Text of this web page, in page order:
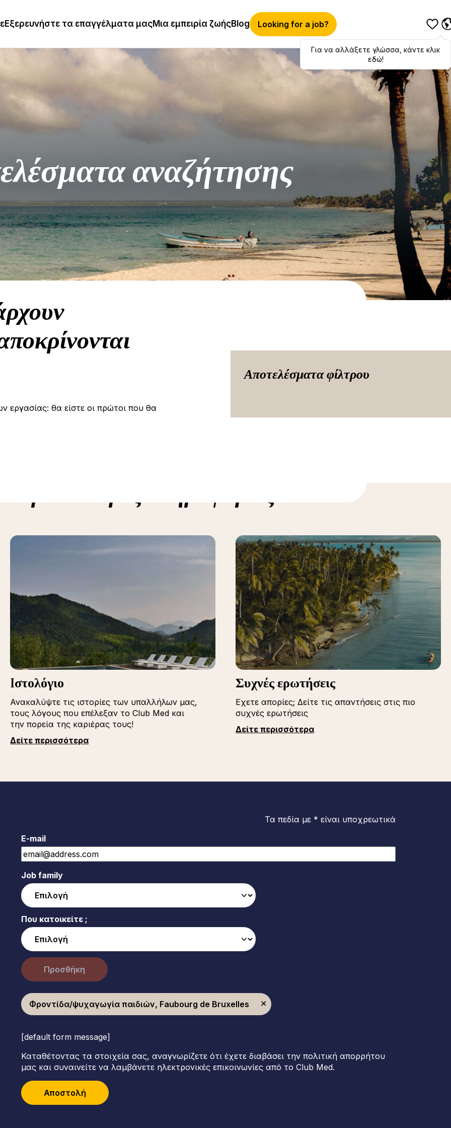
Εξερευνήστε τα επαγγέλματα μαςΜια εμπειρία ζωήςBlog Looking for a job?
Hola,bonjour ,ciao! To switch
languages, click here!
Για να αλλάξετε γλώσσα, κάντε κλικ
εδώ!
αναζήτησης
εργασίας: θα είστε οι πρώτοι που θα
Αποτελέσματα φίλτρου
περισσότερες πληροφορίες
Iστολόγιο
Ανακαλύψτε τις ιστορίες των υπαλλήλων μας,
τους λόγους που επέλεξαν το Club Med και
την πορεία της καριέρας τους!
Δείτε περισσότερα
Συχνές ερωτήσεις
Εχετε απορίες; Δείτε τις απαντήσεις στις πιο
συχνές ερωτήσεις
Δείτε περισσότερα
Τα πεδία με * είναι υποχρεωτικά
E-mail
Job family
Που κατοικείτε ;
Προσθήκη
Φροντίδα/ψυχαγωγία παιδιών, Faubourg de Bruxelles
[default form message]
Καταθέτοντας τα στοιχεία σας, αναγνωρίζετε ότι έχετε διαβάσει την πολιτική απορρήτου
μας και συναινείτε να λαμβάνετε ηλεκτρονικές επικοινωνίες από το Club Med.
Αποστολή